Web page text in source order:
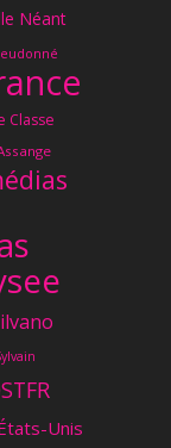
Néant
Classe
Unis